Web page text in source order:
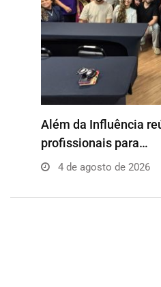
Além da Influência
profissionais para…
4 de agosto de 2026